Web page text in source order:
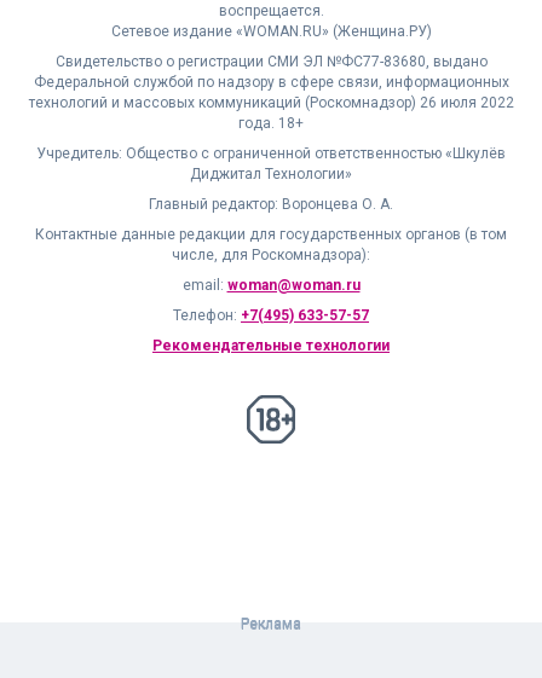
воспрещается.
Сетевое издание «WOMAN.RU» (Женщина.РУ)
Свидетельство о регистрации СМИ ЭЛ №ФС77-83680, выдано
Федеральной службой по надзору в сфере связи, информационных
технологий и массовых коммуникаций (Роскомнадзор) 26 июля 2022
года. 18+
Учредитель: Общество с ограниченной ответственностью «Шкулёв
Диджитал Технологии»
Главный редактор: Воронцева О. А.
Контактные данные редакции для государственных органов (в том
числе, для Роскомнадзора):
email: woman@woman.ru
Телефон: +7(495) 633-57-57
Рекомендательные технологии
18+